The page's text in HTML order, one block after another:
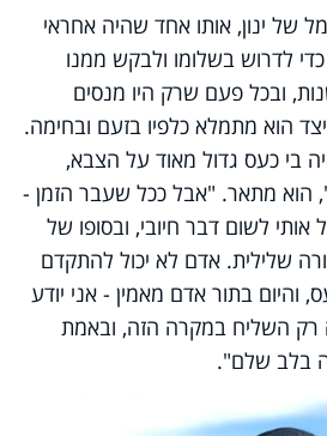
של ינון, אותו אחד שהיה אחראי
לדרוש בשלומו ולבקש ממנו
ובכל פעם שרק היו מנסים
הוא מתמלא כלפיו בזעם ובחימה.
בי כעס גדול מאוד על הצבא,
הוא מתאר. "אבל ככל שעבר הזמן -
לשום דבר חיובי, ובסופו של
שלילית. אדם לא יכול להתקדם
והיום בתור אדם מאמין - אני יודע
רק השליח במקרה הזה, ובאמת
בלב שלם".